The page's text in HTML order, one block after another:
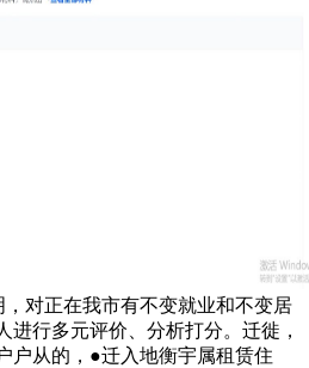
对正在我市有不变就业和不变居
进行多元评价、分析打分。迁徙，
户从的，●迁入地衡宇属租赁住